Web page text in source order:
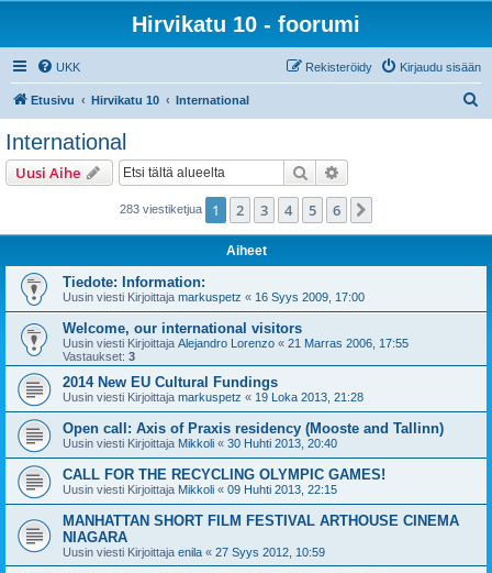
Hirvikatu 10 - foorumi
UKK Kirjaudu sisään
Rekisteröidy
Etusivu Hirvikatu 10 International
International
Uusi Aihe Etsi
283 viestiketjua 1 2 3 4 5 6
Aiheet
Tiedote: Information:
Uusin viesti Kirjoittaja markuspetz « 16 Syys 2009, 17:00
Welcome, our international visitors
Uusin viesti Kirjoittaja Alejandro Lorenzo « 21 Marras 2006, 17:55
Vastaukset: 3
2014 New EU Cultural Fundings
Uusin viesti Kirjoittaja markuspetz « 19 Loka 2013, 21:28
Open call: Axis of Praxis residency (Mooste and Tallinn)
Uusin viesti Kirjoittaja Mikkoli « 30 Huhti 2013, 20:40
CALL FOR THE RECYCLING OLYMPIC GAMES!
Uusin viesti Kirjoittaja Mikkoli « 09 Huhti 2013, 22:15
MANHATTAN SHORT FILM FESTIVAL ARTHOUSE CINEMA
NIAGARA
Uusin viesti Kirjoittaja enila « 27 Syys 2012, 10:59